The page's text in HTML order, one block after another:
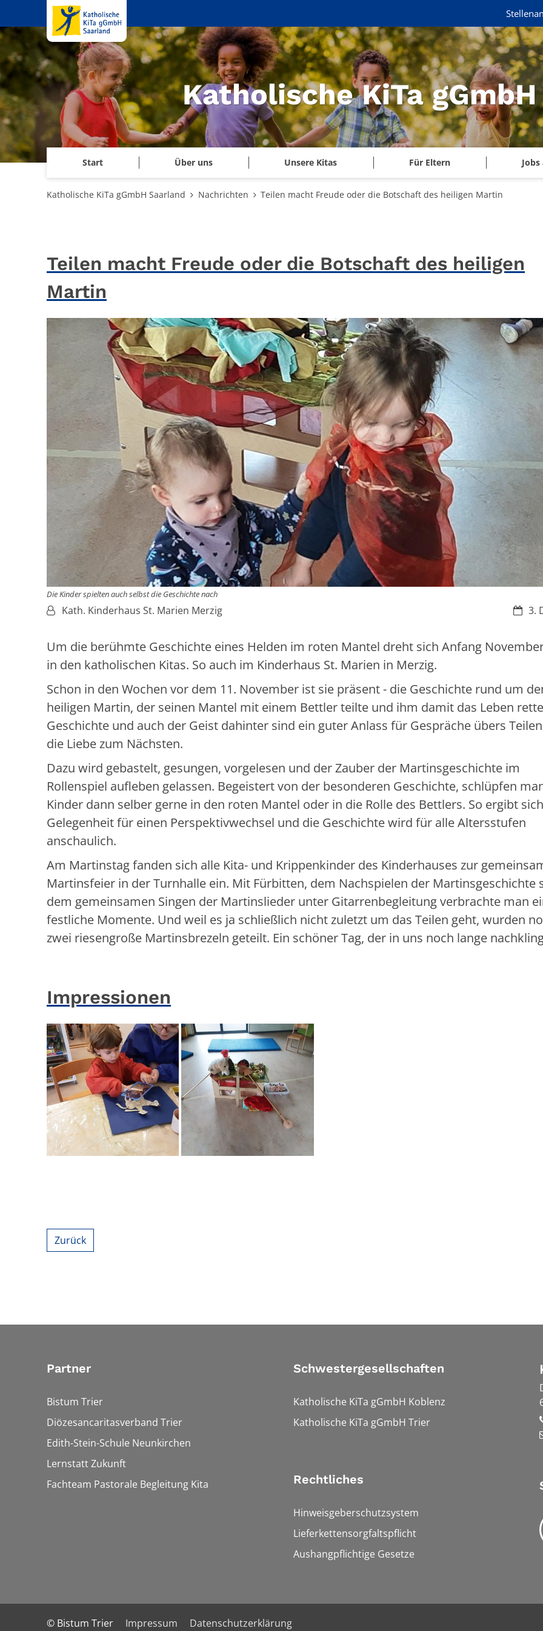
Zum Inhalt springen
Katholische KiTa
Start Über uns Unsere Kitas Für Eltern
Katholische KiTa gGmbH Saarland Nachrichten Teilen macht Freude oder die Botschaft des heiligen Martin
Teilen macht Freude oder die Botschaft des heiligen
Martin
Die Kinder spielten auch selbst die Geschichte nach
3.
Von:Kath. Kinderhaus St. Marien Merzig
Um die berühmte Geschichte eines Helden im roten Mantel dreht sich Anfang
in den katholischen Kitas. So auch im Kinderhaus St. Marien in Merzig.
Schon in den Wochen vor dem 11. November ist sie präsent - die Geschichte rund um
heiligen Martin, der seinen Mantel mit einem Bettler teilte und ihm damit das Leben
Geschichte und auch der Geist dahinter sind ein guter Anlass für Gespräche übers
die Liebe zum Nächsten.
Dazu wird gebastelt, gesungen, vorgelesen und der Zauber der Martinsgeschichte im
Rollenspiel aufleben gelassen. Begeistert von der besonderen Geschichte, schlüpfen
Kinder dann selber gerne in den roten Mantel oder in die Rolle des Bettlers. So ergibt
Gelegenheit für einen Perspektivwechsel und die Geschichte wird für alle Altersstufen
anschaulich.
Am Martinstag fanden sich alle Kita- und Krippenkinder des Kinderhauses zur
Martinsfeier in der Turnhalle ein. Mit Fürbitten, dem Nachspielen der Martinsgeschichte
dem gemeinsamen Singen der Martinslieder unter Gitarrenbegleitung verbrachte man
festliche Momente. Und weil es ja schließlich nicht zuletzt um das Teilen geht, wurden
zwei riesengroße Martinsbrezeln geteilt. Ein schöner Tag, der in uns noch lange
Impressionen
Zurück
Partner
Bistum Trier
Diözesancaritasverband Trier
Edith-Stein-Schule Neunkirchen
Lernstatt Zukunft
Fachteam Pastorale Begleitung Kita
Schwestergesellschaften
Katholische KiTa gGmbH Koblenz
Katholische KiTa gGmbH Trier
Rechtliches
Hinweisgeberschutzsystem
Lieferkettensorgfaltspflicht
Aushangpflichtige Gesetze
© Bistum Trier Impressum Datenschutzerklärung